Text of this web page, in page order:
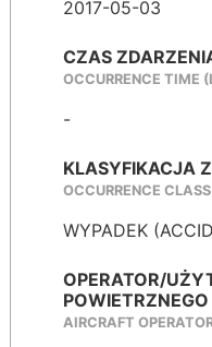
2017-05-03
CZAS
OCCURRENCE TIME
-
KLASYFIKACJA
OCCURRENCE CLASS
WYPADEK
OPERATOR/
POWIETRZNEGO
AIRCRAFT